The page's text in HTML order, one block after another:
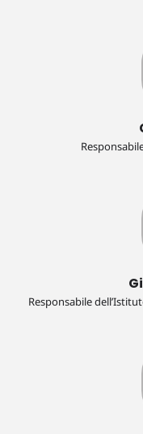
Responsabile